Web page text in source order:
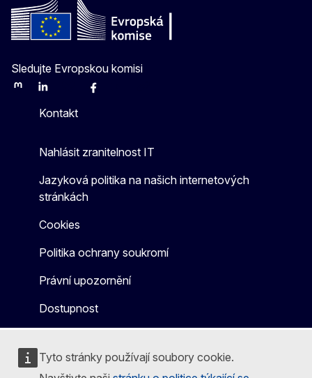
Tyto stránky používají soubory cookie.
Sledujte Evropskou komisi
MastodonLinkedInBlueskyFacebook
Kontakt
Nahlásit zranitelnost IT
Jazyková politika na našich internetových
stránkách
Cookies
Politika ochrany soukromí
Právní upozornění
Dostupnost